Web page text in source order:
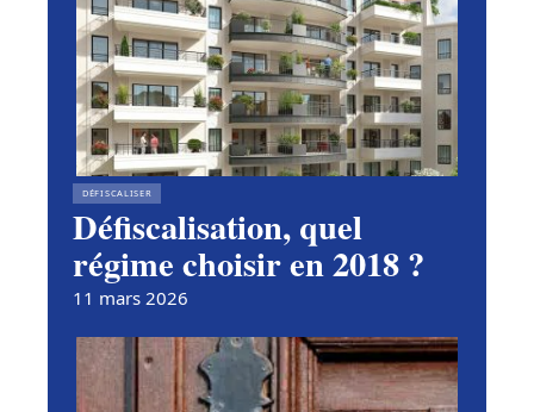
DÉFISCALISER
Défiscalisation, quel
régime choisir en 2018 ?
11 mars 2026